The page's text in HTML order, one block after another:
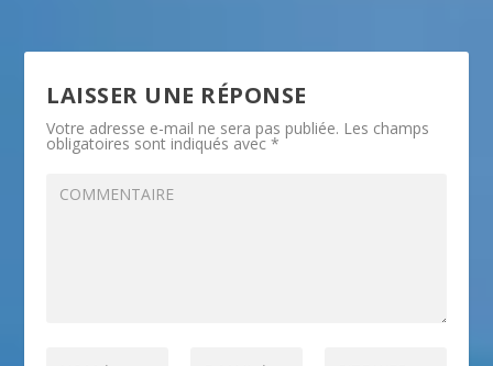
LAISSER UNE RÉPONSE
Votre adresse e-mail ne sera pas publiée. Les champs
obligatoires sont indiqués avec*